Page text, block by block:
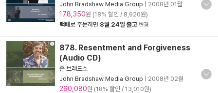
John Bradshaw Media Group
2008년 01월
178,350원 (18% 할인 / 8,920원)
택배로 주문하면 8월 24일 출고 변경
878. Resentment and Forgiveness
(Audio CD)
존 브래드쇼
John Bradshaw Media Group
2008년 02월
260,080원 (18% 할인 / 13,010원)